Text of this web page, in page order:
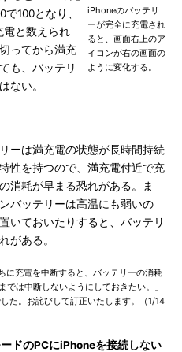
iPhoneのバッテリ
ーが完全に充電され
ると、画面右上のア
イコンが右の画面の
ように変化する。
100となり、
電と数えられ
ってから満充
も、バッテリ
ない。
ーは満充電の状態が長時間持続
性を持つので、満充電付近で充
消耗が早まる恐れがある。ま
バッテリーは高温にも弱いの
いておいたりすると、バッテリ
がある。
に充電を中断すると、バッテリーの消耗
は中断しないようにしておきたい。」
た。お詫びして訂正いたします。（1/14
ドのPCにiPhoneを接続しない